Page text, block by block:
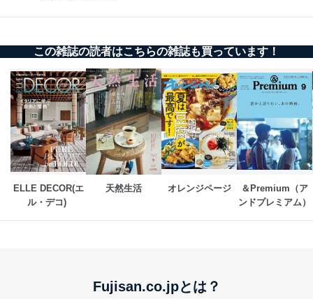
この雑誌の読者はこちらの雑誌も買っています！
ELLE DECOR(エ
天然生活 オレンジページ
＆Premium（ア
ンドプレミアム）
Fujisan.co.jpとは？